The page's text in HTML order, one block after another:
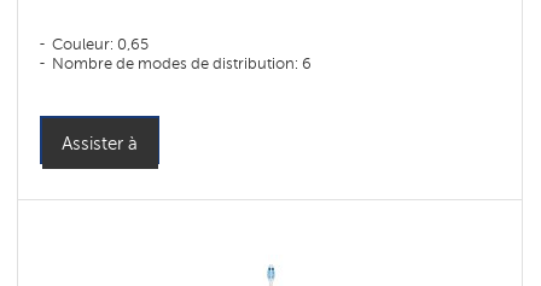
Couleur: 0,65
Nombre de modes de distribution: 6
Assister à